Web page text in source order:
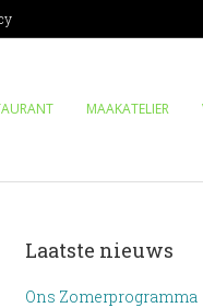
MAAKATELIER
Laatste nieuws
Ons Zomerprogramma